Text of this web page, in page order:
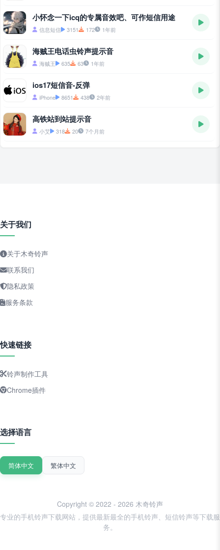
小怀念一下icq的专属音效吧、可作短信用途
信息短信 3151 172 1年前
海贼王电话虫铃声提示音
海贼王 635 63 1年前
ios17短信音-反弹
iPhone 8651 438 2年前
高铁站到站提示音
小艾 318 20 7个月前
关于我们
关于木奇铃声
联系我们
隐私政策
服务条款
快速链接
铃声制作工具
Chrome插件
选择语言
简体中文 繁体中文
Copyright © 2022 - 2026 木奇铃声
专业的手机铃声下载网站，提供最新最全的手机铃声、短信铃声等下载服
务。